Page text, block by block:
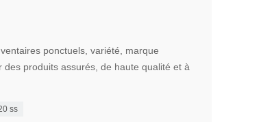
ponctuels, variété, marque
produits assurés, de haute qualité et à
ss